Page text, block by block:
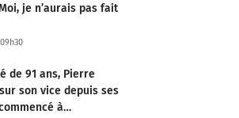
je n’aurais pas fait
de 91 ans, Pierre
son vice depuis ses
à…